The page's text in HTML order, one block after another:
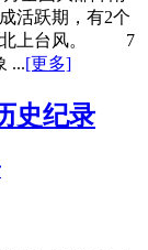
活跃期，有2个
北上台风。 7
...[更多]